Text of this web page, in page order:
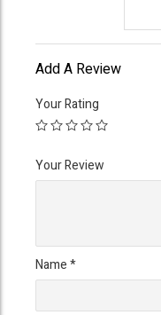
Add A Review
Your Rating
Your Review
Name*